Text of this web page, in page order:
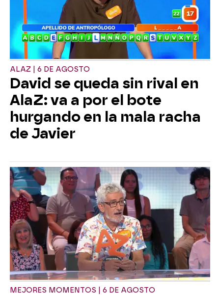
ALAZ | 6 DE AGOSTO
David se queda sin rival en
AlaZ: va a por el bote
hurgando en la mala racha
de Javier
MEJORES MOMENTOS | 6 DE AGOSTO